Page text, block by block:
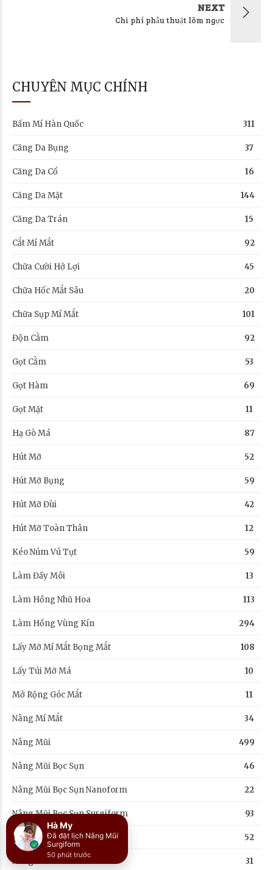
NEXT
Chi phí phẫu thuật lõm ngực
CHUYÊN MỤC CHÍNH
Bấm Mí Hàn Quốc 311
Căng Da Bụng 37
Căng Da Cổ 16
Căng Da Mặt 144
Căng Da Trán 15
Cắt Mí Mắt 92
Chữa Cười Hở Lợi 45
Chữa Hốc Mắt Sâu 20
Chữa Sụp Mí Mắt 101
Độn Cằm 92
Gọt Cằm 53
Gọt Hàm 69
Gọt Mặt 11
Hạ Gò Má 87
Hút Mỡ 52
Hút Mỡ Bụng 59
Hút Mỡ Đùi 42
Hút Mỡ Toàn Thân 12
Kéo Núm Vú Tụt 59
Làm Đầy Môi 13
Làm Hồng Nhũ Hoa 113
Làm Hồng Vùng Kín 294
Lấy Mỡ Mí Mắt Bọng Mắt 108
Lấy Túi Mỡ Má 10
Mở Rộng Góc Mắt 11
Nâng Mí Mắt 34
Nâng Mũi 499
Nâng Mũi Bọc Sụn 46
Nâng Mũi Bọc Sụn Nanoform 22
Nâng Mũi Bọc Sụn Surgiform 93
Nâng Mũi Hàn Quốc 52
Nâng Mũi L Line 31
Hà My
Đã đặt lịch Nâng Mũi
Surgiform
50 phút trước